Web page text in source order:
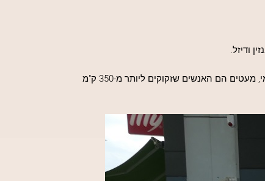
ודיזל.
כמי שכבר בחן יותר מדגם חשמלי אחד, אני יודע על בשרי עד כמה עניין הטווח שבין הטעינות הינו משמעותי, אבל בהיבט היומיומי, מעטים הם האנשים שזקוקים ליותר מ-350 ק"מ